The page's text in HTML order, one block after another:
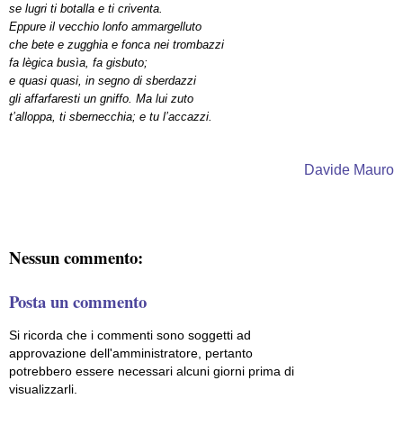
se lugri ti botalla e ti criventa.
Eppure il vecchio lonfo ammargelluto
che bete e zugghia e fonca nei trombazzi
fa lègica busìa, fa gisbuto;
e quasi quasi, in segno di sberdazzi
gli affarfaresti un gniffo. Ma lui zuto
t’alloppa, ti sbernecchia; e tu l’accazzi.
Davide Mauro
Nessun commento:
Posta un commento
Si ricorda che i commenti sono soggetti ad
approvazione dell'amministratore, pertanto
potrebbero essere necessari alcuni giorni prima di
visualizzarli.